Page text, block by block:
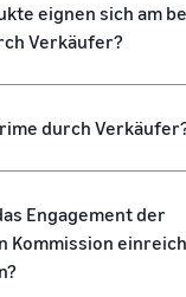
eignen sich am
Verkäufer?
durch
Engagement der
Kommission